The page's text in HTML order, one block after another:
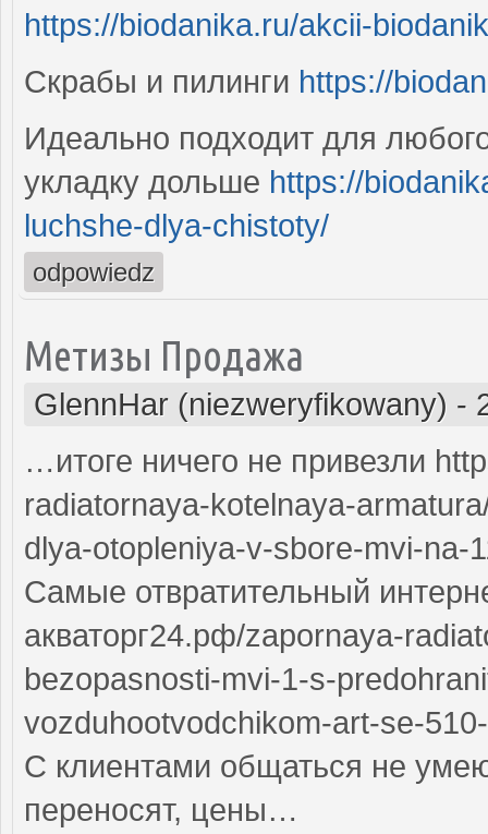
https://biodanika.ru/akcii-
Скрабы и пилинги https://
Идеально подходит для
укладку дольше https://
luchshe-dlya-chistoty/
odpowiedz
Метизы Продажа
GlennHar (niezweryfikowany) -
…итоге ничего не привезли
radiatornaya-kotelnaya-
dlya-otopleniya-v-sbore-mvi-na-
Самые отвратительный
акваторг24.рф/zapornaya-
bezopasnosti-mvi-1-s-
vozduhootvodchikom-art-se-
С клиентами общаться не
переносят, цены…